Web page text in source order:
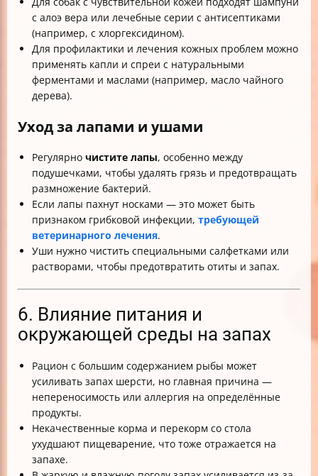
с алоэ вера или лечебные серии с антисептиками
(например, с хлоргексидином).
Для профилактики и лечения кожных проблем можно
применять капли и спреи с натуральными
ферментами и маслами (например, масло чайного
дерева).
Уход за лапами и ушами
Регулярно чистите лапы, особенно между
подушечками, чтобы удалять грязь и предотвращать
размножение бактерий.
Если лапы пахнут носками — это может быть
признаком грибковой инфекции, требующей
ветеринарного лечения.
Уши нужно чистить специальными салфетками или
растворами, чтобы предотвратить отиты и запах.
6. Влияние питания и
окружающей среды на запах
Рацион с большим содержанием рыбы может
усиливать запах шерсти, но главная причина —
непереносимость или аллергия на определённые
продукты.
Некачественные корма и перекорм со стола
ухудшают пищеварение, что тоже отражается на
запахе.